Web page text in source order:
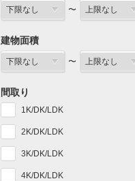
〜
建物面積
〜
間取り
1K/DK/LDK
2K/DK/LDK
3K/DK/LDK
4K/DK/LDK